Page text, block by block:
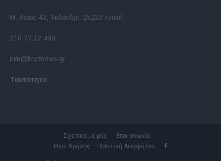
Μ. Ασίας 43, Χαλάνδρι, 15233 Αττική
210 77.12.400
info@fleetnews.gr
Ταυτότητα
Σχετικά με μας
Επικοινωνία
Όροι Χρήσης – Πολιτική Απορρήτου